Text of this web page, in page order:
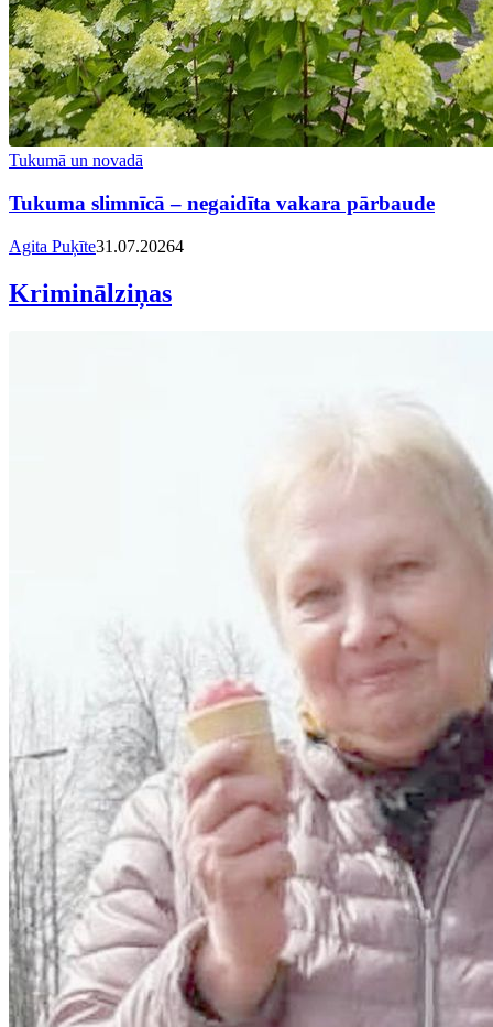
Tukumā un novadā
Tukuma slimnīcā – negaidīta vakara pārbaude
Agita Puķīte31.07.20264
Kriminālziņas